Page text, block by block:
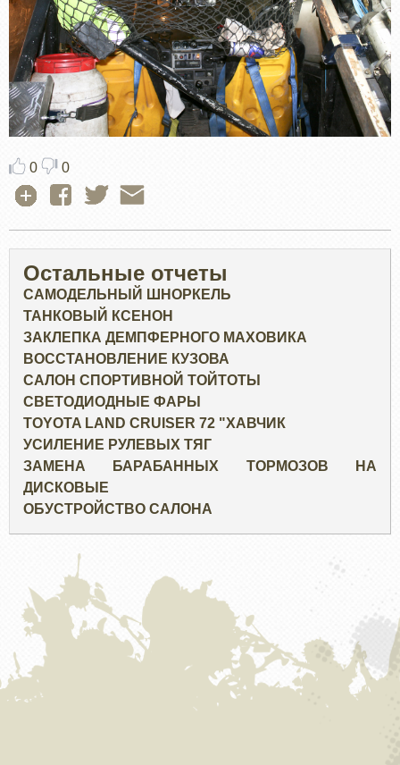
0 0
Остальные отчеты
САМОДЕЛЬНЫЙ ШНОРКЕЛЬ
ТАНКОВЫЙ КСЕНОН
ЗАКЛЕПКА ДЕМПФЕРНОГО МАХОВИКА
ВОССТАНОВЛЕНИЕ КУЗОВА
САЛОН СПОРТИВНОЙ ТОЙТОТЫ
СВЕТОДИОДНЫЕ ФАРЫ
TOYOTA LAND CRUISER 72 "ХАВЧИК
УСИЛЕНИЕ РУЛЕВЫХ ТЯГ
ЗАМЕНА БАРАБАННЫХ ТОРМОЗОВ НА
ДИСКОВЫЕ
ОБУСТРОЙСТВО САЛОНА